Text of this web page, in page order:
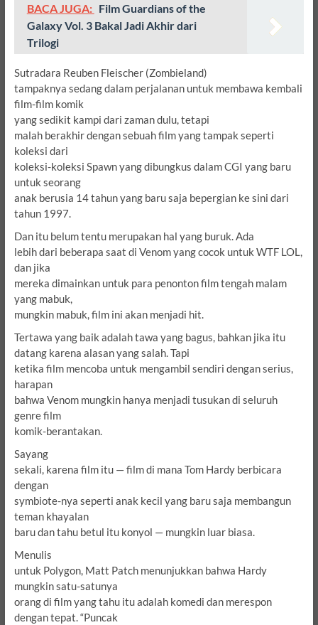
BACA JUGA: Film Guardians of the
Galaxy Vol. 3 Bakal Jadi Akhir dari
Trilogi
Sutradara Reuben Fleischer (Zombieland)
tampaknya sedang dalam perjalanan untuk membawa kembali
film-film komik
yang sedikit kampi dari zaman dulu, tetapi
malah berakhir dengan sebuah film yang tampak seperti
koleksi dari
koleksi-koleksi Spawn yang dibungkus dalam CGI yang baru
untuk seorang
anak berusia 14 tahun yang baru saja bepergian ke sini dari
tahun 1997.
Dan itu belum tentu merupakan hal yang buruk. Ada
lebih dari beberapa saat di Venom yang cocok untuk WTF LOL,
dan jika
mereka dimainkan untuk para penonton film tengah malam
yang mabuk,
mungkin mabuk, film ini akan menjadi hit.
Tertawa yang baik adalah tawa yang bagus, bahkan jika itu
datang karena alasan yang salah. Tapi
ketika film mencoba untuk mengambil sendiri dengan serius,
harapan
bahwa Venom mungkin hanya menjadi tusukan di seluruh
genre film
komik-berantakan.
Sayang
sekali, karena film itu — film di mana Tom Hardy berbicara
dengan
symbiote-nya seperti anak kecil yang baru saja membangun
teman khayalan
baru dan tahu betul itu konyol — mungkin luar biasa.
Menulis
untuk Polygon, Matt Patch menunjukkan bahwa Hardy
mungkin satu-satunya
orang di film yang tahu itu adalah komedi dan merespon
dengan tepat. “Puncak